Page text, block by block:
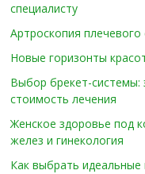
специалисту
Артроскопия плечевого
Новые горизонты
Выбор брекет-системы:
стоимость лечения
Женское здоровье под
желез и гинекология
Как выбрать